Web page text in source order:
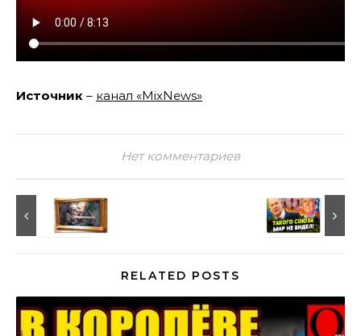
Источник – канал «MixNews»
Нет комментариев
RELATED POSTS